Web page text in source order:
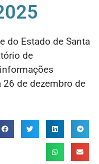
do Estado de Santa
de
26 de dezembro de